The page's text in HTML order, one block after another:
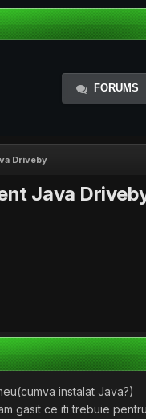
FORUMS
Driveby
Java
instalat Java?)
gasit ce iti trebuie